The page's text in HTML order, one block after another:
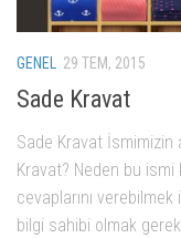
GENEL 29 TEM, 2015
Sade Kravat
Sade Kravat İsmimizin
Kravat? Neden bu ismi
cevaplarını
bilgi sahibi olmak